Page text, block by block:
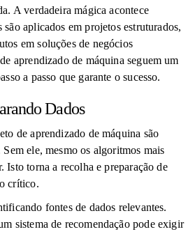
A verdadeira mágica acontece
são aplicados em projetos estruturados,
em soluções de negócios
aprendizado de máquina seguem um
a passo que garante o sucesso.
Dados
de aprendizado de máquina são
ele, mesmo os algoritmos mais
Isto torna a recolha e preparação de
crítico.
fontes de dados relevantes.
sistema de recomendação pode exigir